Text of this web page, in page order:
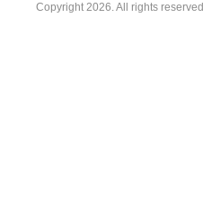
Copyright 2026. All rights reserved